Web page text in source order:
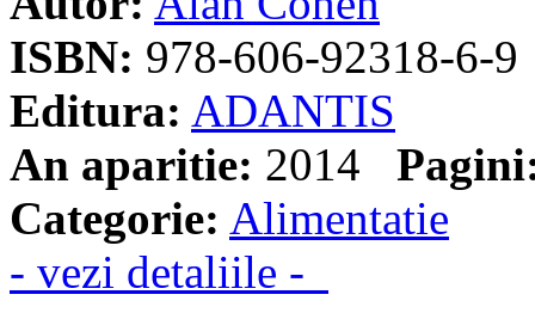
ISBN: 978-606-92318-6-9
Editura: ADANTIS
An aparitie: 2014
Categorie: Alimentatie
- vezi detaliile -